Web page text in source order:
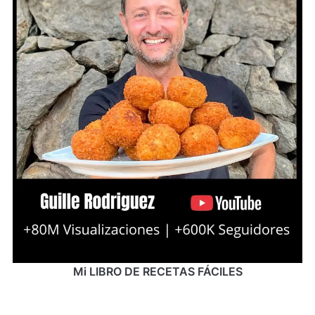
Mi LIBRO DE RECETAS FÁCILES